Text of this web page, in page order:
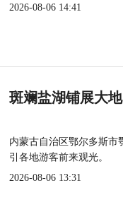
2026-08-06 14:41
斑斓盐湖铺展大
内蒙古自治区鄂尔多斯市
引各地游客前来观光。
2026-08-06 13:31